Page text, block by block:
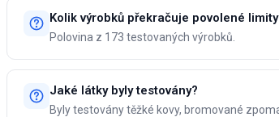
Kolik výrobků překračuje povolené
Polovina z 173 testovaných výrobků.
Jaké látky byly testovány?
Byly testovány těžké kovy, bromované